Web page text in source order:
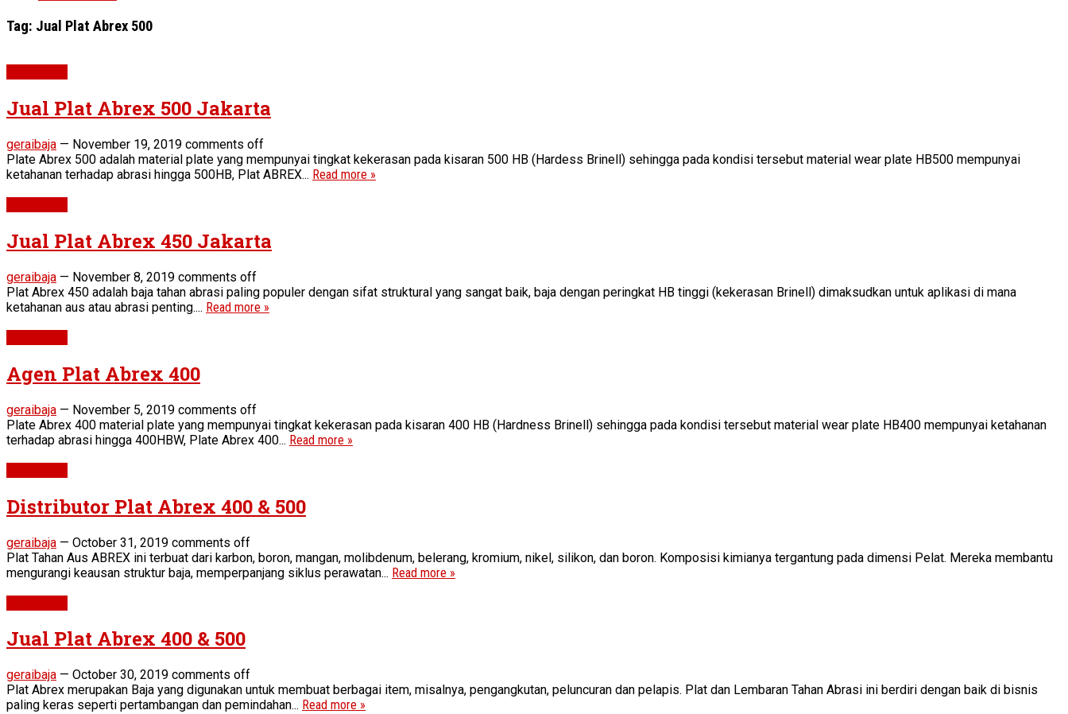
Tag: Jual Plat Abrex 500
Jual Plat Abrex 500 Jakarta
geraibaja — November 19, 2019 comments off
Plate Abrex 500 adalah material plate yang mempunyai tingkat kekerasan pada kisaran 500 HB (Hardess Brinell) sehingga pada kondisi tersebut material wear plate HB500 mempunyai
ketahanan terhadap abrasi hingga 500HB, Plat ABREX... Read more »
Jual Plat Abrex 450 Jakarta
geraibaja — November 8, 2019 comments off
Plat Abrex 450 adalah baja tahan abrasi paling populer dengan sifat struktural yang sangat baik, baja dengan peringkat HB tinggi (kekerasan Brinell) dimaksudkan untuk aplikasi di mana
ketahanan aus atau abrasi penting.... Read more »
Agen Plat Abrex 400
geraibaja — November 5, 2019 comments off
Plate Abrex 400 material plate yang mempunyai tingkat kekerasan pada kisaran 400 HB (Hardness Brinell) sehingga pada kondisi tersebut material wear plate HB400 mempunyai ketahanan
terhadap abrasi hingga 400HBW, Plate Abrex 400... Read more »
Distributor Plat Abrex 400 & 500
geraibaja — October 31, 2019 comments off
Plat Tahan Aus ABREX ini terbuat dari karbon, boron, mangan, molibdenum, belerang, kromium, nikel, silikon, dan boron. Komposisi kimianya tergantung pada dimensi Pelat. Mereka membantu
mengurangi keausan struktur baja, memperpanjang siklus perawatan... Read more »
Jual Plat Abrex 400 & 500
geraibaja — October 30, 2019 comments off
Plat Abrex merupakan Baja yang digunakan untuk membuat berbagai item, misalnya, pengangkutan, peluncuran dan pelapis. Plat dan Lembaran Tahan Abrasi ini berdiri dengan baik di bisnis
paling keras seperti pertambangan dan pemindahan... Read more »